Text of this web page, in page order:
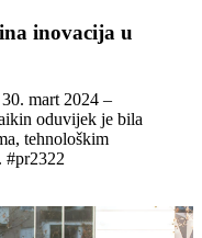
inovacija u
mart 2024 –
oduvijek je bila
tehnološkim
#pr2322